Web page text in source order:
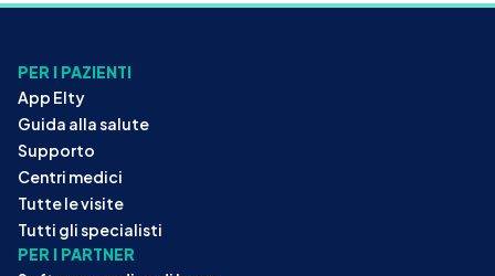
PER I PAZIENTI
App Elty
Guida alla salute
Supporto
Centri medici
Tutte le visite
Tutti gli specialisti
PER I PARTNER